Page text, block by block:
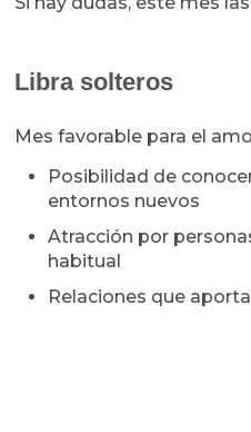
Libra solteros
Mes favorable para el
Posibilidad de
entornos nuevos
Atracción por
habitual
Relaciones que